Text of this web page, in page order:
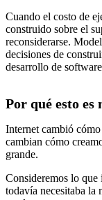
Cuando el costo de
construido sobre el
reconsiderarse.
decisiones de
desarrollo de
Por qué esto es
Internet cambió
cambian cómo
grande.
Consideremos lo que
todavía necesitaba la